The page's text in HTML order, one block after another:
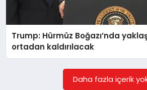
EKONOMI
Trump: Hürmüz Boğazı’nda
ortadan kaldırılacak
Daha fazla içerik